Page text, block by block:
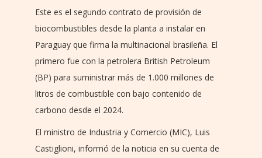
Este es el segundo contrato de provisión de
biocombustibles desde la planta a instalar en
Paraguay que firma la multinacional brasileña. El
primero fue con la petrolera British Petroleum
(BP) para suministrar más de 1.000 millones de
litros de combustible con bajo contenido de
carbono desde el 2024.
El ministro de Industria y Comercio (MIC), Luis
Castiglioni, informó de la noticia en su cuenta de